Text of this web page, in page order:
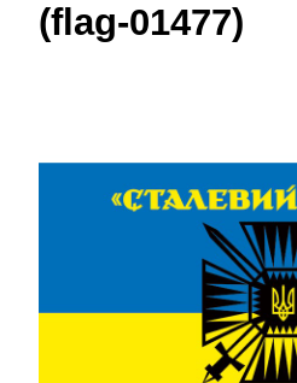
(flag-01477)